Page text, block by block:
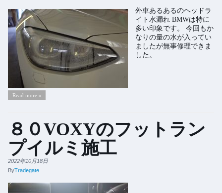
外車あるあるのヘッドラ
イト水漏れ BMWは特に
多い印象です。 今回もか
なりの量の水が入ってい
ましたが無事修理できま
した。
Read more »
８０VOXYのフットラン
プイルミ施工
2022年10月18日
ByTradegate